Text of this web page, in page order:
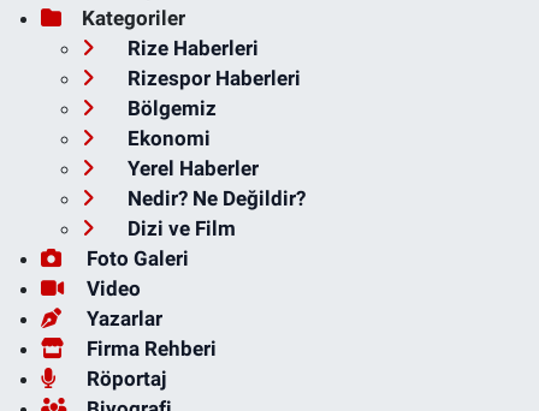
Kategoriler
Rize Haberleri
Rizespor Haberleri
Bölgemiz
Ekonomi
Yerel Haberler
Nedir? Ne Değildir?
Dizi ve Film
Foto Galeri
Video
Yazarlar
Firma Rehberi
Röportaj